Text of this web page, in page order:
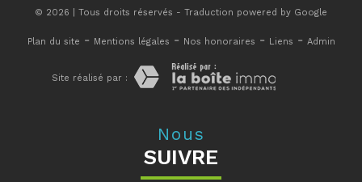
© 2026 | Tous droits réservés - Traduction powered by Google
Plan du site - Mentions légales - Nos honoraires - Liens - Admin
Site réalisé par :
Nous
SUIVRE